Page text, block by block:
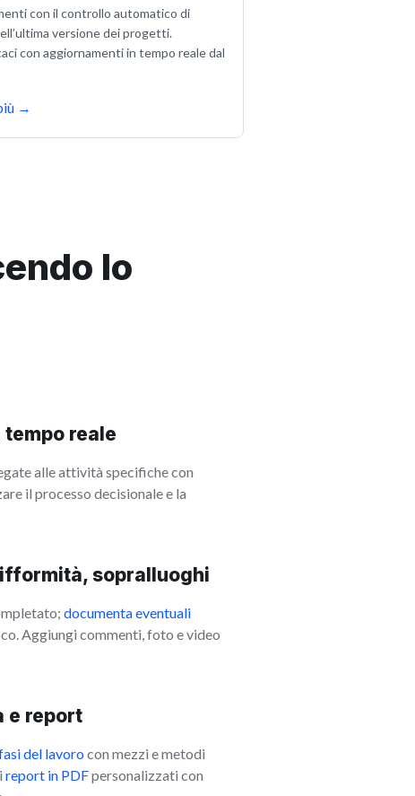
con il controllo automatico di
versione dei progetti.
con aggiornamenti in tempo reale dal
→
lo
reale
alle attività specifiche con
il processo decisionale e la
sopralluoghi
documenta eventuali
Aggiungi commenti, foto e video
e report
del lavorocon mezzi e metodi
report in PDFpersonalizzati con